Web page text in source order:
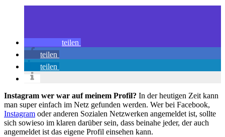
teilen
teilen
teilen
Instagram wer war auf meinem Profil? In der heutigen Zeit kann
man super einfach im Netz gefunden werden. Wer bei Facebook,
Instagram oder anderen Sozialen Netzwerken angemeldet ist, sollte
sich sowieso im klaren darüber sein, dass beinahe jeder, der auch
angemeldet ist das eigene Profil einsehen kann.